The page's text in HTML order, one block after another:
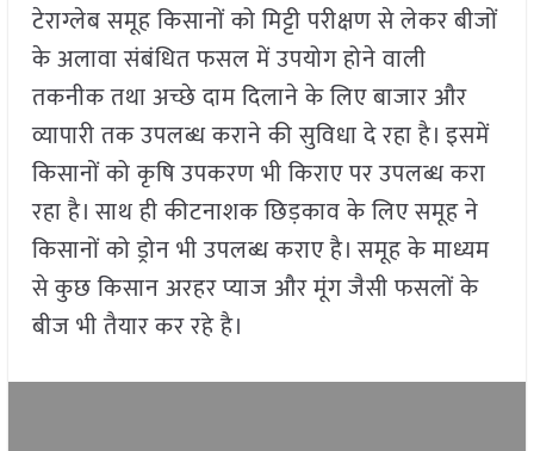
टेराग्लेब समूह किसानों को मिट्टी परीक्षण से लेकर बीजों
के अलावा संबंधित फसल में उपयोग होने वाली
तकनीक तथा अच्छे दाम दिलाने के लिए बाजार और
व्यापारी तक उपलब्ध कराने की सुविधा दे रहा है। इसमें
किसानों को कृषि उपकरण भी किराए पर उपलब्ध करा
रहा है। साथ ही कीटनाशक छिड़काव के लिए समूह ने
किसानों को ड्रोन भी उपलब्ध कराए है। समूह के माध्यम
से कुछ किसान अरहर प्याज और मूंग जैसी फसलों के
बीज भी तैयार कर रहे है।